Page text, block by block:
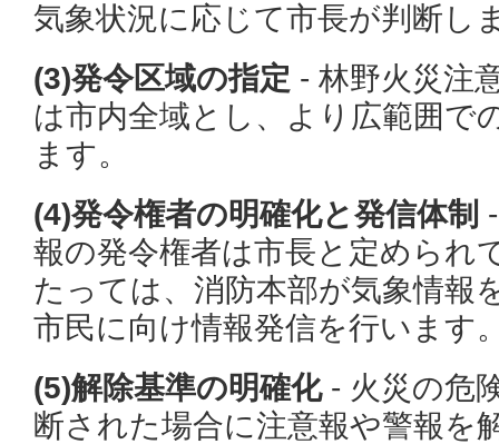
気象状況に応じて市長が判断し
(3)発令区域の指定 - 林野火災注
は市内全域とし、より広範囲で
ます。
(4)発令権者の明確化と発信体制
報の発令権者は市長と定められ
たっては、消防本部が気象情報
市民に向け情報発信を行います
(5)解除基準の明確化- 火災の危
断された場合に注意報や警報を